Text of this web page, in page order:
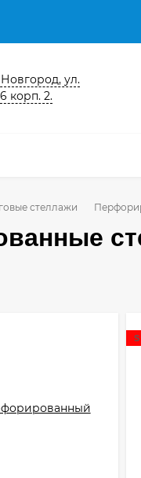
ул.
корп. 2.
стеллажи